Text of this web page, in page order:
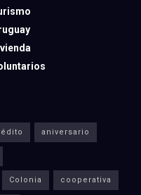
aniversario
Colonia cooperativa